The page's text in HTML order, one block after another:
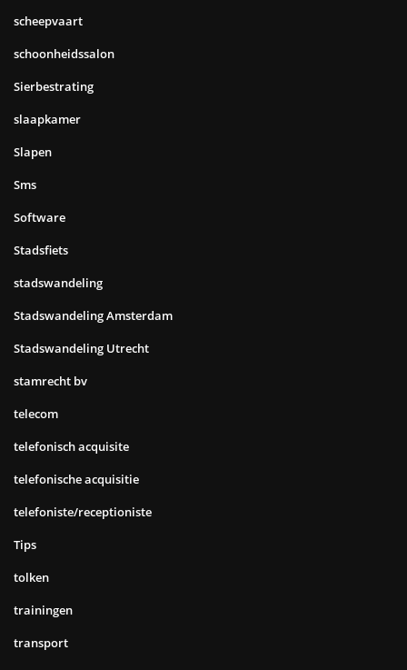
scheepvaart
schoonheidssalon
Sierbestrating
slaapkamer
Slapen
Sms
Software
Stadsfiets
stadswandeling
Stadswandeling Amsterdam
Stadswandeling Utrecht
stamrecht bv
telecom
telefonisch acquisite
telefonische acquisitie
telefoniste/receptioniste
Tips
tolken
trainingen
transport